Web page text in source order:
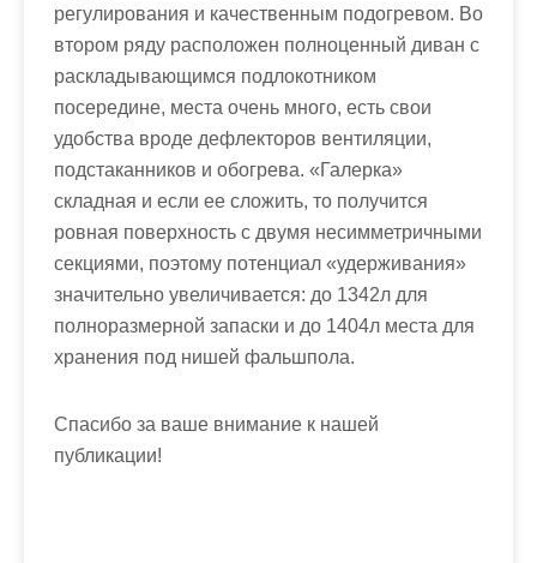
регулирования и качественным подогревом. Во
втором ряду расположен полноценный диван с
раскладывающимся подлокотником
посередине, места очень много, есть свои
удобства вроде дефлекторов вентиляции,
подстаканников и обогрева. «Галерка»
складная и если ее сложить, то получится
ровная поверхность с двумя несимметричными
секциями, поэтому потенциал «удерживания»
значительно увеличивается: до 1342л для
полноразмерной запаски и до 1404л места для
хранения под нишей фальшпола.
Спасибо за ваше внимание к нашей
публикации!